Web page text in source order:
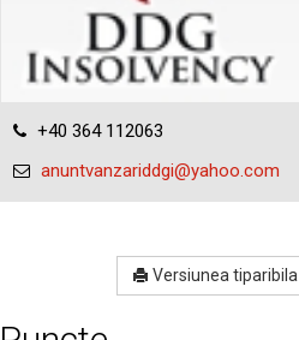
+40 364 112063
anuntvanzariddgi@yahoo.com
Versiunea tiparibila